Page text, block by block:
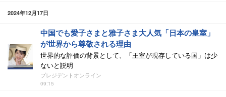
2024年12月17日
中国でも愛子さまと雅子さま大人気「日本の皇室」
が世界から尊敬される理由
世界的な評価の背景として、「王室が現存している国」は少
ないと説明
プレジデントオンライン
09:15